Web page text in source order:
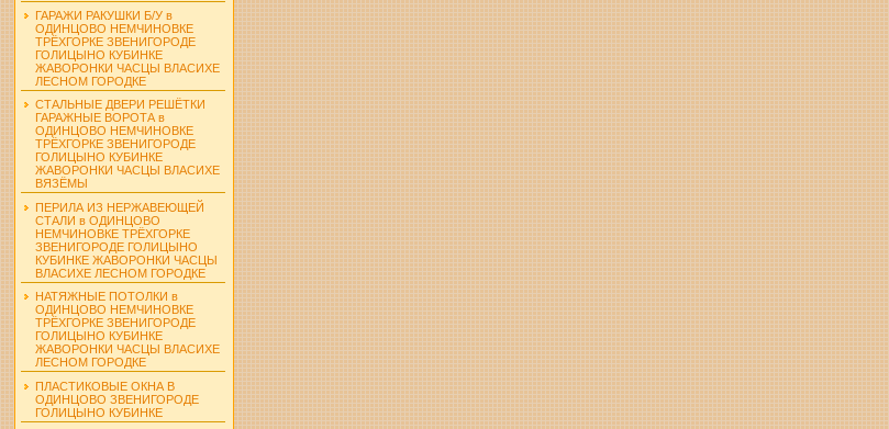
ГАРАЖИ РАКУШКИ Б/У в
ОДИНЦОВО НЕМЧИНОВКЕ
ТРЁХГОРКЕ ЗВЕНИГОРОДЕ
ГОЛИЦЫНО КУБИНКЕ
ЖАВОРОНКИ ЧАСЦЫ ВЛАСИХЕ
ЛЕСНОМ ГОРОДКЕ
СТАЛЬНЫЕ ДВЕРИ РЕШЁТКИ
ГАРАЖНЫЕ ВОРОТА в
ОДИНЦОВО НЕМЧИНОВКЕ
ТРЁХГОРКЕ ЗВЕНИГОРОДЕ
ГОЛИЦЫНО КУБИНКЕ
ЖАВОРОНКИ ЧАСЦЫ ВЛАСИХЕ
ВЯЗЁМЫ
ПЕРИЛА ИЗ НЕРЖАВЕЮЩЕЙ
СТАЛИ в ОДИНЦОВО
НЕМЧИНОВКЕ ТРЁХГОРКЕ
ЗВЕНИГОРОДЕ ГОЛИЦЫНО
КУБИНКЕ ЖАВОРОНКИ ЧАСЦЫ
ВЛАСИХЕ ЛЕСНОМ ГОРОДКЕ
НАТЯЖНЫЕ ПОТОЛКИ в
ОДИНЦОВО НЕМЧИНОВКЕ
ТРЁХГОРКЕ ЗВЕНИГОРОДЕ
ГОЛИЦЫНО КУБИНКЕ
ЖАВОРОНКИ ЧАСЦЫ ВЛАСИХЕ
ЛЕСНОМ ГОРОДКЕ
ПЛАСТИКОВЫЕ ОКНА В
ОДИНЦОВО ЗВЕНИГОРОДЕ
ГОЛИЦЫНО КУБИНКЕ